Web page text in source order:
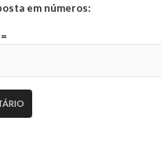
em números: